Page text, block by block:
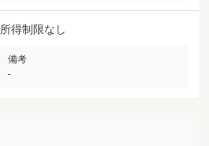
所得制限なし
備考
-